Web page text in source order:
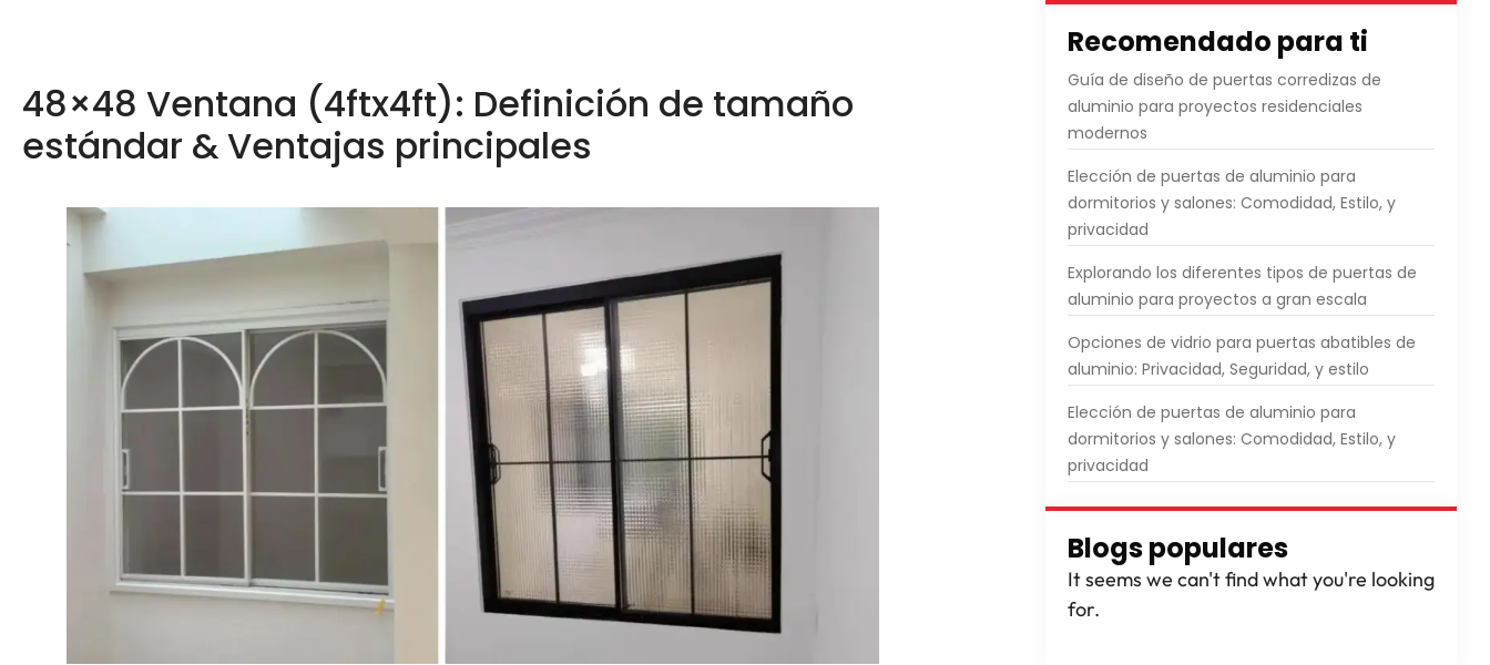
48×48 Ventana (4ftx4ft): Definición de tamaño
estándar & Ventajas principales
Recomendado para ti
Guía de diseño de puertas corredizas de
aluminio para proyectos residenciales
modernos
Elección de puertas de aluminio para
dormitorios y salones: Comodidad, Estilo, y
privacidad
Explorando los diferentes tipos de puertas de
aluminio para proyectos a gran escala
Opciones de vidrio para puertas abatibles de
aluminio: Privacidad, Seguridad, y estilo
Elección de puertas de aluminio para
dormitorios y salones: Comodidad, Estilo, y
privacidad
Blogs populares
It seems we can't find what you're looking
for.